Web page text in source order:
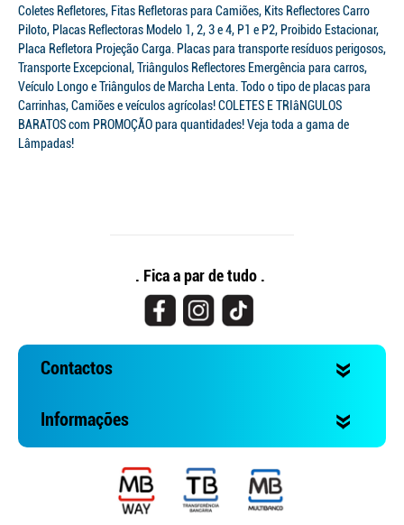
Coletes Refletores, Fitas Refletoras para Camiões, Kits Reflectores Carro
Piloto, Placas Reflectoras Modelo 1, 2, 3 e 4, P1 e P2, Proibido Estacionar,
Placa Refletora Projeção Carga. Placas para transporte resíduos perigosos,
Transporte Excepcional, Triângulos Reflectores Emergência para carros,
Veículo Longo e Triângulos de Marcha Lenta. Todo o tipo de placas para
Carrinhas, Camiões e veículos agrícolas! COLETES E TRIâNGULOS
BARATOS com PROMOÇÃO para quantidades! Veja toda a gama de
Lâmpadas!
Continuar a comprar
Ir para o carrinho
. Fica a par de tudo .
Contactos
Informações